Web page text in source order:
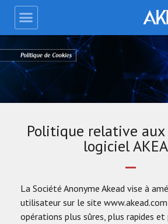
Politique relative aux
logiciel
La Société Anonyme Akead vise à
utilisateur sur le site
opérations plus sûres, plus rapides